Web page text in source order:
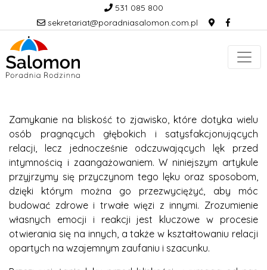
531 085 800
sekretariat@poradniasalomon.com.pl
Zamykanie na bliskość to zjawisko, które dotyka wielu
osób pragnących głębokich i satysfakcjonujących
relacji, lecz jednocześnie odczuwających lęk przed
intymnością i zaangażowaniem. W niniejszym artykule
przyjrzymy się przyczynom tego lęku oraz sposobom,
dzięki którym można go przezwyciężyć, aby móc
budować zdrowe i trwałe więzi z innymi. Zrozumienie
własnych emocji i reakcji jest kluczowe w procesie
otwierania się na innych, a także w kształtowaniu relacji
opartych na wzajemnym zaufaniu i szacunku.